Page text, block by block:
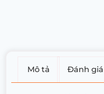
Mô tả Đánh giá